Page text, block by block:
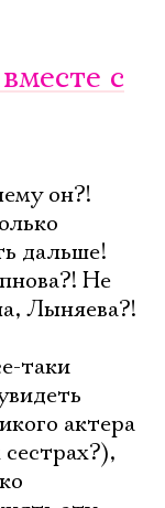
с
он?!
дальше!
Не
Лыняева?!
таки
актера